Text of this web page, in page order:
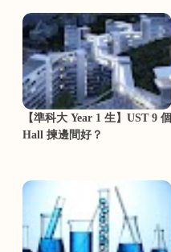
【準科大 Year 1 生】UST 9 個
Hall 揀邊間好？